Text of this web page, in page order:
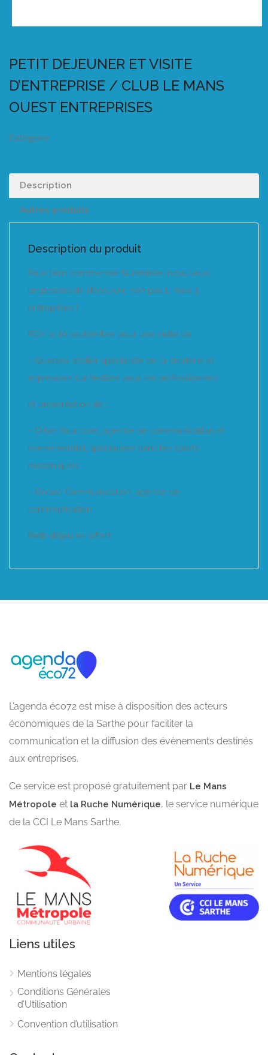
PETIT DEJEUNER ET VISITE
D’ENTREPRISE / CLUB LE MANS
OUEST ENTREPRISES
Catégorie :
Description
Autres produits
Description du produit
Pour bien commencer la rentrée, nous vous
proposons de découvrir, non pas 1, mais 3
entreprises !
RDV le 10 septembre pour une visite de :
– Quodao, atelier spécialiste de la broderie et
impression sur textiles pour les professionnels
et présentation de :
– Drive Your com, agence de communication et
événementiel, spécialisée dans les sports
mécaniques
– Rodéo Communication, agence de
communication
Petit-déjeuner offert
L’agenda éco72 est mise à disposition des acteurs
économiques de la Sarthe pour faciliter la
communication et la diffusion des évènements destinés
aux entreprises.
Ce service est proposé gratuitement par Le Mans
Métropole et la Ruche Numérique, le service numérique
de la CCI Le Mans Sarthe.
Liens utiles
Mentions légales
Conditions Générales
d’Utilisation
Convention d’utilisation